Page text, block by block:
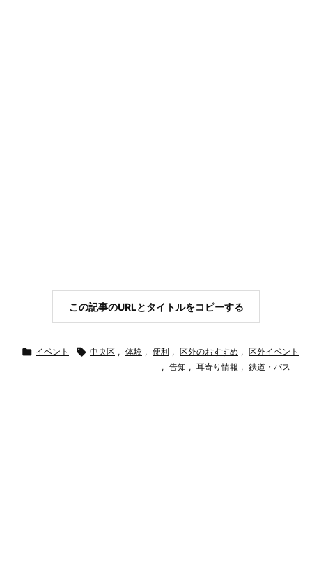
この記事のURLとタイトルをコピーする
 イベント  中央区 , 体験 , 便利 , 区外のおすすめ , 区外イベント
, 告知 , 耳寄り情報 , 鉄道・バス